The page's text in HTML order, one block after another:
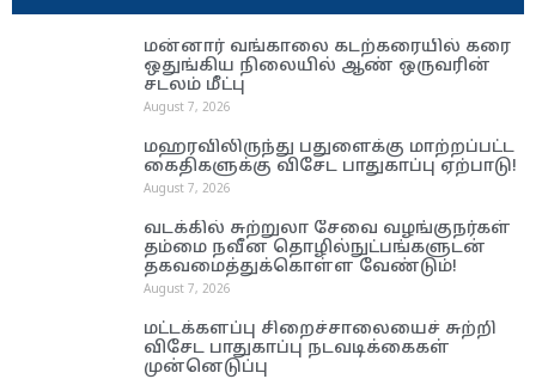
மன்னார் வங்காலை கடற்கரையில் கரை
ஒதுங்கிய நிலையில் ஆண் ஒருவரின்
சடலம் மீட்பு
August 7, 2026
மஹரவிலிருந்து பதுளைக்கு மாற்றப்பட்ட
கைதிகளுக்கு விசேட பாதுகாப்பு ஏற்பாடு!
August 7, 2026
வடக்கில் சுற்றுலா சேவை வழங்குநர்கள்
தம்மை நவீன தொழில்நுட்பங்களுடன்
தகவமைத்துக்கொள்ள வேண்டும்!
August 7, 2026
மட்டக்களப்பு சிறைச்சாலையைச் சுற்றி
விசேட பாதுகாப்பு நடவடிக்கைகள்
முன்னெடுப்பு